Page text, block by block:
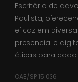
Escritório de
Paulista,
eficaz em
presencial e
éticas para cada
OAB/SP 15.036